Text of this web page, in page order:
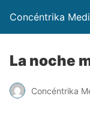
Concéntrika
La noche
Concéntrika